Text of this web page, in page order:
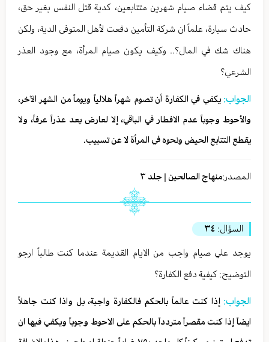
كيف يتم قضاء صيام شهرين متتابعين، كدية قتل النفس بغير حق،
حادث سيارة، علماً ان شركة التأمين دفعت لأهل المتوفى الدية، ولكن
هناك شك في المال؟.. وكيف يكون صيام المرأة، مع وجود العذر
الشرعي؟
الجواب:يكفي في الكفارة أن تصوم شهراً هلالياً ويوماً من الشهر الآخر،
والأحوط وجوباً عدم الافطار في الباقي، إلا لعارض يعد عذراً عرفاً، ولا
يقطع التتابع الحيض ونحوه في المرأة لا عن تسبيب.
المصدر:منهاج الصالحين | جلد ٣
السؤال: ٣٤
يوجد علي صيام واجب من الايام القديمة عندما كنت طالباً ارجو
التوضيح: كيفية دفع الكفارة؟
الجواب: إذا كنت عالماً بالحكم فالكفارة واجبة، بل واذا كنت جاهلاً
ايضاً إذا كنت مقصراً متردداً بالحكم على الاحوط وجوباً ويكفي فيها ان